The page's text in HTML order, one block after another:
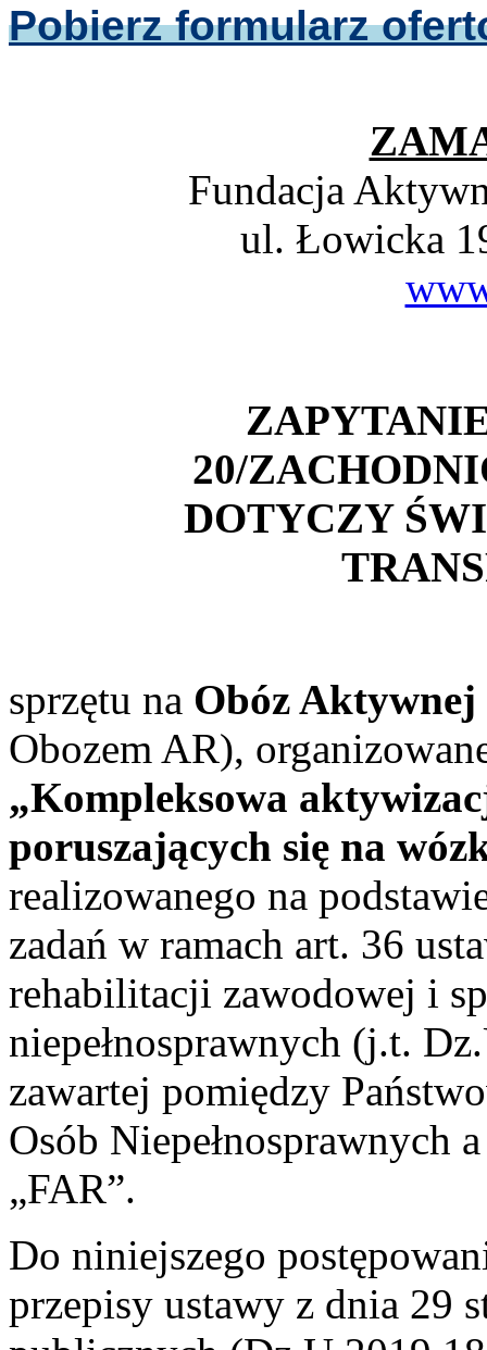
Pobierz formularz
Fundacja
ul. Łowicka
20/
DOTYCZY
sprzętu na Obóz
Obozem AR),
„Kompleksowa
poruszających się na
realizowanego na
zadań w ramach art. 36
rehabilitacji zawodowej i
niepełnosprawnych (j.t.
zawartej pomiędzy
Osób Niepełnosprawnych
„FAR”.
Do niniejszego
przepisy ustawy z dnia 29